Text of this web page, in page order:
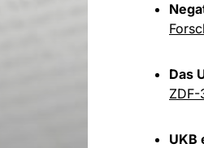
Das
ZDF-
UKB